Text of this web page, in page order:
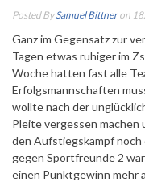
Posted BySamuel Bittneron
Ganz im Gegensatz zur
Tagen etwas ruhiger im
Woche hatten fast alle
Erfolgsmannschaften
wollte nach der
Pleite vergessen
den Aufstiegskampf noch
gegen Sportfreunde 2
einen Punktgewinn mehr